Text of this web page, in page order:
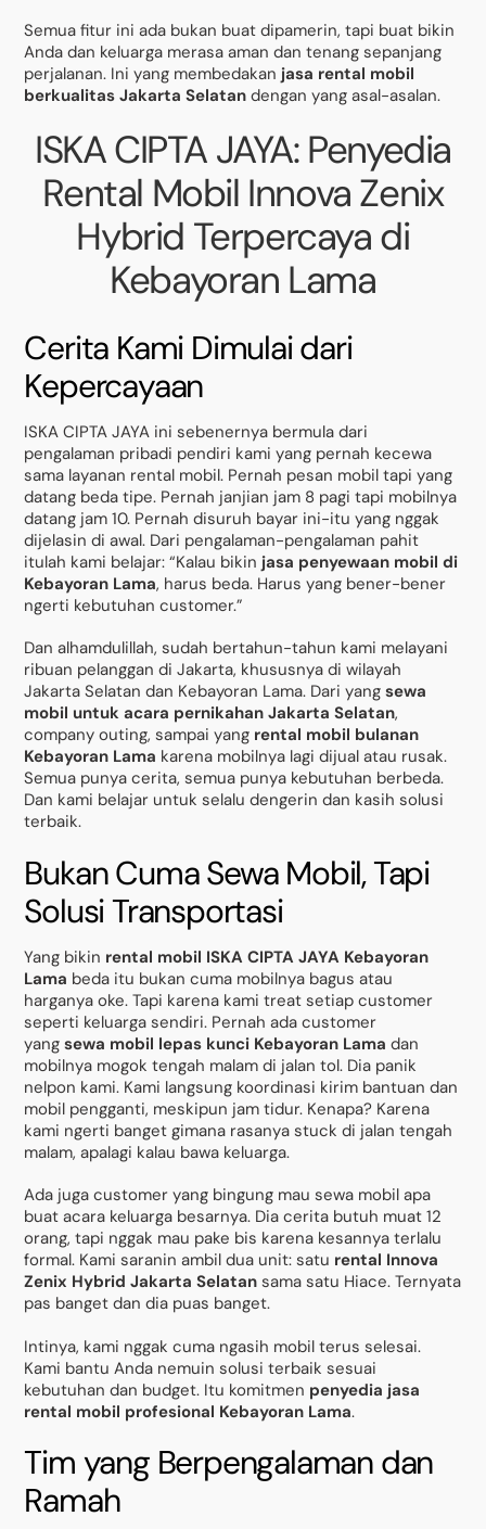
Semua fitur ini ada bukan buat dipamerin, tapi buat bikin
Anda dan keluarga merasa aman dan tenang sepanjang
perjalanan. Ini yang membedakan jasa rental mobil
berkualitas Jakarta Selatan dengan yang asal-asalan.
ISKA CIPTA JAYA: Penyedia
Rental Mobil Innova Zenix
Hybrid Terpercaya di
Kebayoran Lama
Cerita Kami Dimulai dari
Kepercayaan
ISKA CIPTA JAYA ini sebenernya bermula dari
pengalaman pribadi pendiri kami yang pernah kecewa
sama layanan rental mobil. Pernah pesan mobil tapi yang
datang beda tipe. Pernah janjian jam 8 pagi tapi mobilnya
datang jam 10. Pernah disuruh bayar ini-itu yang nggak
dijelasin di awal. Dari pengalaman-pengalaman pahit
itulah kami belajar: “Kalau bikin jasa penyewaan mobil di
Kebayoran Lama, harus beda. Harus yang bener-bener
ngerti kebutuhan customer.”
Dan alhamdulillah, sudah bertahun-tahun kami melayani
ribuan pelanggan di Jakarta, khususnya di wilayah
Jakarta Selatan dan Kebayoran Lama. Dari yangsewa
mobil untuk acara pernikahan Jakarta Selatan,
company outing, sampai yang rental mobil bulanan
Kebayoran Lama karena mobilnya lagi dijual atau rusak.
Semua punya cerita, semua punya kebutuhan berbeda.
Dan kami belajar untuk selalu dengerin dan kasih solusi
terbaik.
Bukan Cuma Sewa Mobil, Tapi
Solusi Transportasi
Yang bikin rental mobil ISKA CIPTA JAYA Kebayoran
Lama beda itu bukan cuma mobilnya bagus atau
harganya oke. Tapi karena kami treat setiap customer
seperti keluarga sendiri. Pernah ada customer
yangsewa mobil lepas kunci Kebayoran Lama dan
mobilnya mogok tengah malam di jalan tol. Dia panik
nelpon kami. Kami langsung koordinasi kirim bantuan dan
mobil pengganti, meskipun jam tidur. Kenapa? Karena
kami ngerti banget gimana rasanya stuck di jalan tengah
malam, apalagi kalau bawa keluarga.
Ada juga customer yang bingung mau sewa mobil apa
buat acara keluarga besarnya. Dia cerita butuh muat 12
orang, tapi nggak mau pake bis karena kesannya terlalu
formal. Kami saranin ambil dua unit: satu rental Innova
Zenix Hybrid Jakarta Selatan sama satu Hiace. Ternyata
pas banget dan dia puas banget.
Intinya, kami nggak cuma ngasih mobil terus selesai.
Kami bantu Anda nemuin solusi terbaik sesuai
kebutuhan dan budget. Itu komitmen penyedia jasa
rental mobil profesional Kebayoran Lama.
Tim yang Berpengalaman dan
Ramah